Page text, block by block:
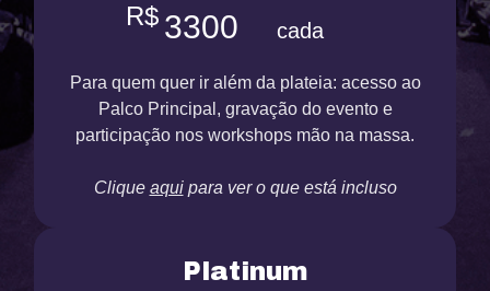
3300
R$
cada
Para quem quer ir além da plateia: acesso ao
Palco Principal, gravação do evento e
participação nos workshops mão na massa.
Clique aquipara ver o que está incluso
Platinum